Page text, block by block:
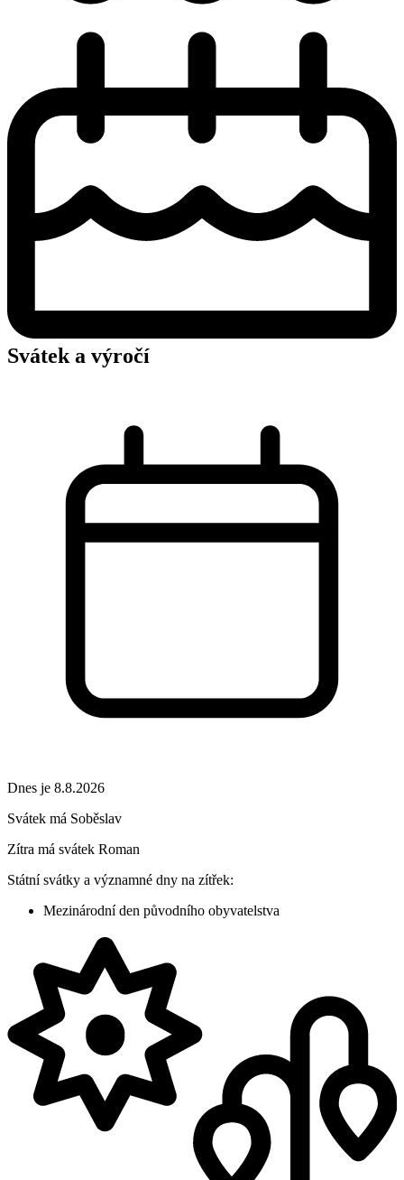
Svátek a výročí
Dnes je 8.8.2026
Svátek má Soběslav
Zítra má svátek Roman
Státní svátky a významné dny na zítřek:
Mezinárodní den původního obyvatelstva